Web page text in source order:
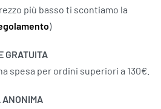
più basso ti scontiamo la
)
GRATUITA
spesa per ordini superiori a 130€.
ANONIMA